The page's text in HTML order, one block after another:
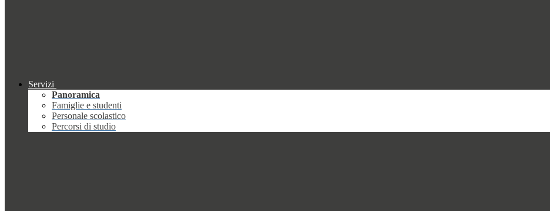
Servizi
Panoramica
Famiglie e studenti
Personale scolastico
Percorsi di studio